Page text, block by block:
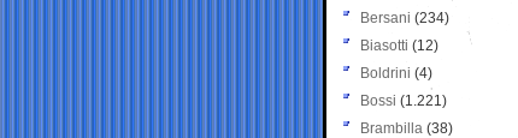
Bersani (234)
Biasotti (12)
Boldrini (4)
Bossi (1.221)
Brambilla (38)